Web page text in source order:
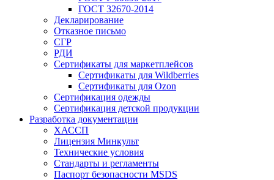
ГОСТ 32670-2014
Декларирование
Отказное письмо
СГР
РДИ
Сертификаты для маркетплейсов
Сертификаты для Wildberries
Сертификаты для Ozon
Сертификация одежды
Сертификация детской продукции
Разработка документации
ХАССП
Лицензия Минкульт
Технические условия
Стандарты и регламенты
Паспорт безопасности MSDS